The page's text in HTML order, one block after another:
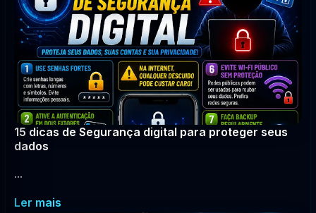
15 dicas de Segurança digital para proteger seus
dados
...
Ler mais